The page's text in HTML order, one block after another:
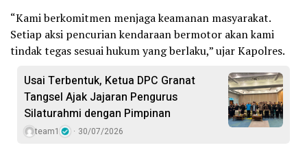
“Kami berkomitmen menjaga keamanan masyarakat.
Setiap aksi pencurian kendaraan bermotor akan kami
tindak tegas sesuai hukum yang berlaku,” ujar Kapolres.
Usai Terbentuk, Ketua DPC Granat
Tangsel Ajak Jajaran Pengurus
Silaturahmi dengan Pimpinan
team1 30/07/2026